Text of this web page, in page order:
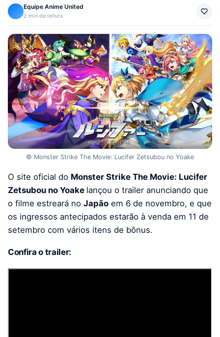
Equipe Anime United
2 min de leitura
© Monster Strike The Movie: Lucifer Zetsubou no Yoake
O site oficial do Monster Strike The Movie: Lucifer
Zetsubou no Yoake lançou o trailer anunciando que
o filme estreará no Japão em 6 de novembro, e que
os ingressos antecipados estarão à venda em 11 de
setembro com vários itens de bônus.
Confira o trailer: